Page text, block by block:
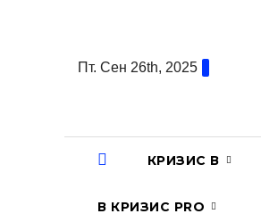
содержаниюПт. Сен 26th, 2025
КРИЗИС В
В КРИЗИС PRO